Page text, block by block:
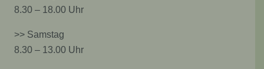
8.30 – 18.00 Uhr
>> Samstag
8.30 – 13.00 Uhr